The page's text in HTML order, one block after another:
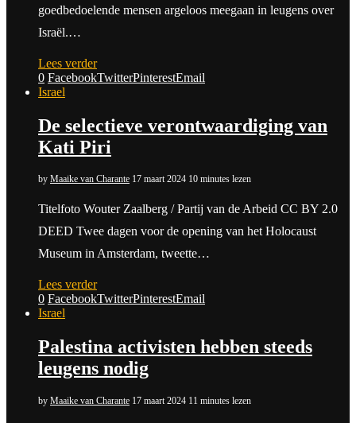
goedbedoelende mensen argeloos meegaan in leugens over
Israël.…
Lees verder
0 FacebookTwitterPinterestEmail
Israel
De selectieve verontwaardiging van
Kati Piri
by Maaike van Charante 17 maart 2024 10 minutes lezen
Titelfoto Wouter Zaalberg / Partij van de Arbeid CC BY 2.0
DEED Twee dagen voor de opening van het Holocaust
Museum in Amsterdam, tweette…
Lees verder
0 FacebookTwitterPinterestEmail
Israel
Palestina activisten hebben steeds
leugens nodig
by Maaike van Charante 17 maart 2024 11 minutes lezen